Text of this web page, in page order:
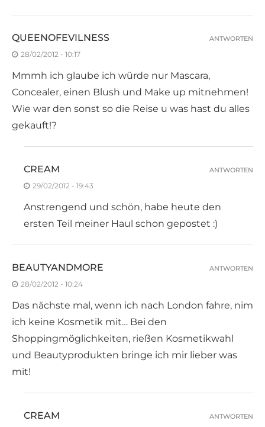
QUEENOFEVILNESS
28/02/2012 - 10:17
Mmmh ich glaube ich würde nur Mascara,
Concealer, einen Blush und Make up mitnehmen!
Wie war den sonst so die Reise u was hast du alles
gekauft!?
ANTWORTEN
CREAM
29/02/2012 - 19:43
Anstrengend und schön, habe heute den
ersten Teil meiner Haul schon gepostet :)
ANTWORTEN
BEAUTYANDMORE
28/02/2012 - 10:24
Das nächste mal, wenn ich nach London fahre, nim
ich keine Kosmetik mit… Bei den
Shoppingmöglichkeiten, rießen Kosmetikwahl
und Beautyprodukten bringe ich mir lieber was
mit!
ANTWORTEN
CREAM ANTWORTEN